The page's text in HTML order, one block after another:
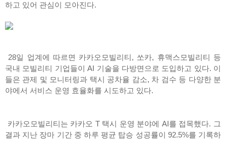
하고 있어 관심이 모아진다.
28일 업계에 따르면 카카오모빌리티, 쏘카, 휴맥스모빌리티 등
국내 모빌리티 기업들이 AI 기술을 다방면으로 도입하고 있다. 이
들은 관제 및 모니터링과 택시 공차율 감소, 차 검수 등 다양한 분
야에서 서비스 운영 효율화를 시도하고 있다.
카카오모빌리티는 카카오 T 택시 운영 분야에 AI를 접목했다. 그
결과 지난 장마 기간 중 하루 평균 탑승 성공률이 92.5%를 기록하